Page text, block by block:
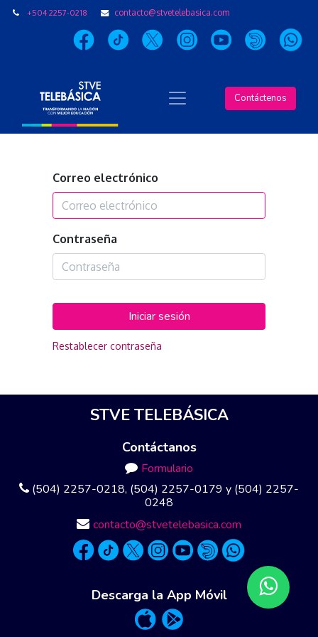
+504 2257-0218 contacto@stvetelebasica.com
Contáctenos
Correo electrónico
Contraseña
Iniciar sesión
Restablecer contraseña
STVE TELEBÁSICA
Contáctanos
Formulario
(504) 2257-0218, (504) 2257-0179 y (504) 2257-
0248
contacto@stvetelebasica.com
Descarga la App Móvil